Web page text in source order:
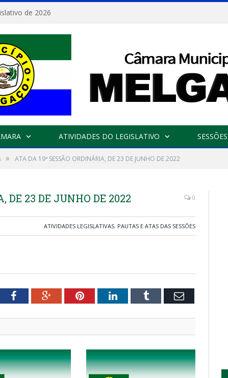
de 2026
ATIVIDADES DO LEGISLATIVO SESSÕES
» ATA DA 19ª SESSÃO ORDINÁRIA, DE 23 DE JUNHO DE 2022
DE 23 DE JUNHO DE 2022 0
ATIVIDADES LEGISLATIVAS, PAUTAS E ATAS DAS SESSÕES
FacebookGoogle+PinterestLinkedInTumblr Email